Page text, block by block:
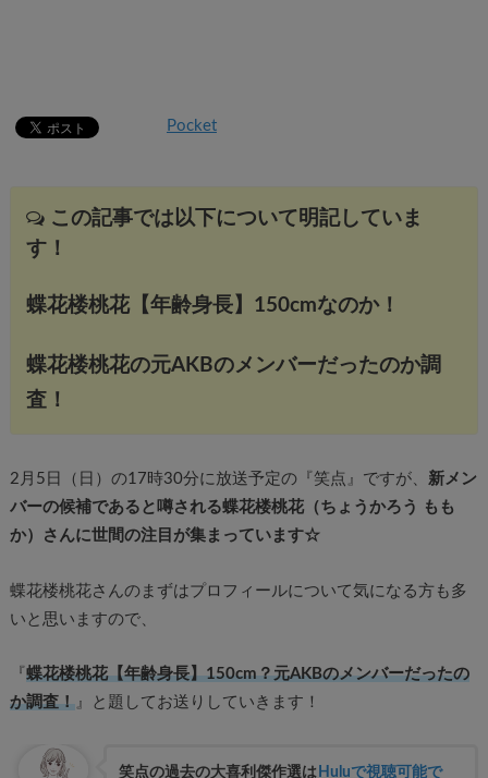
Pocket
この記事では以下について明記していま
す！
蝶花楼桃花【年齢身長】150cmなのか！
蝶花楼桃花の元AKBのメンバーだったのか調
査！
2月5日（日）の17時30分に放送予定の『笑点』ですが、 新メン
バーの候補であると噂される蝶花楼桃花（ちょうかろう もも
か）さんに世間の注目が集まっています☆
蝶花楼桃花さんのまずはプロフィールについて気になる方も多
いと思いますので、
『 蝶花楼桃花【年齢身長】150cm？元AKBのメンバーだったの
か調査！』と題してお送りしていきます！
笑点の過去の大喜利傑作選は Huluで視聴可能で